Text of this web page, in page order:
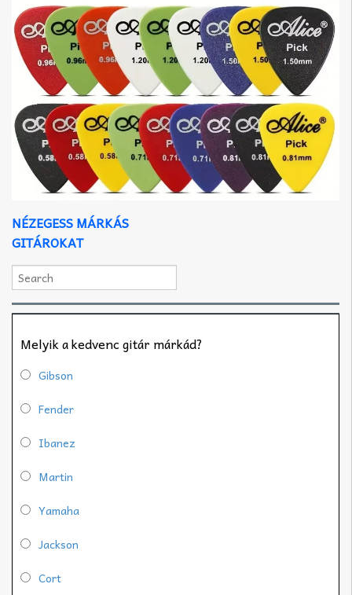
NÉZEGESS MÁRKÁS
GITÁROKAT
Melyik a kedvenc gitár márkád?
Gibson
Fender
Ibanez
Martin
Yamaha
Jackson
Cort